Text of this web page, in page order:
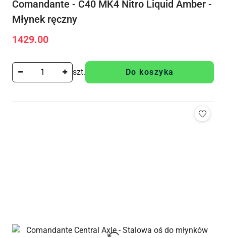
Comandante - C40 MK4 Nitro Liquid Amber -
Młynek ręczny
Cena:
1429.00
szt. Do koszyka